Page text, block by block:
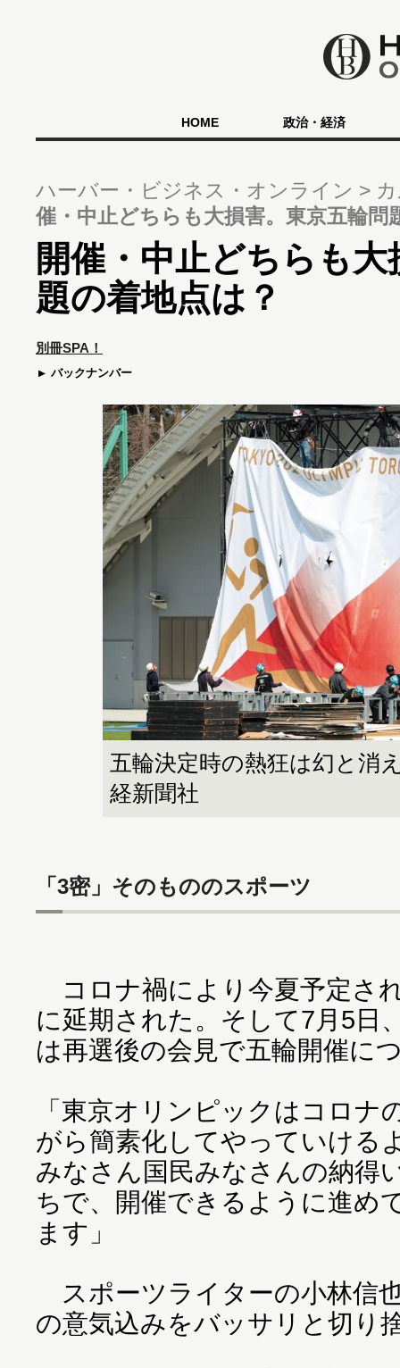
HOME 政治・経済
ハーバー・ビジネス・オンライン
催・中止どちらも大損害。東京五輪問
開催・中止どちらも
題の着地点は？
別冊SPA！
バックナンバー
五輪決定時の熱狂は幻と
経新聞社
「3密」そのもののスポーツ
コロナ禍により今夏予定さ
に延期された。そして7月5日
は再選後の会見で五輪開催に
「東京オリンピックはコロナ
がら簡素化してやっていける
みなさん国民みなさんの納得
ちで、開催できるように進め
ます」
スポーツライターの小林信
の意気込みをバッサリと切り